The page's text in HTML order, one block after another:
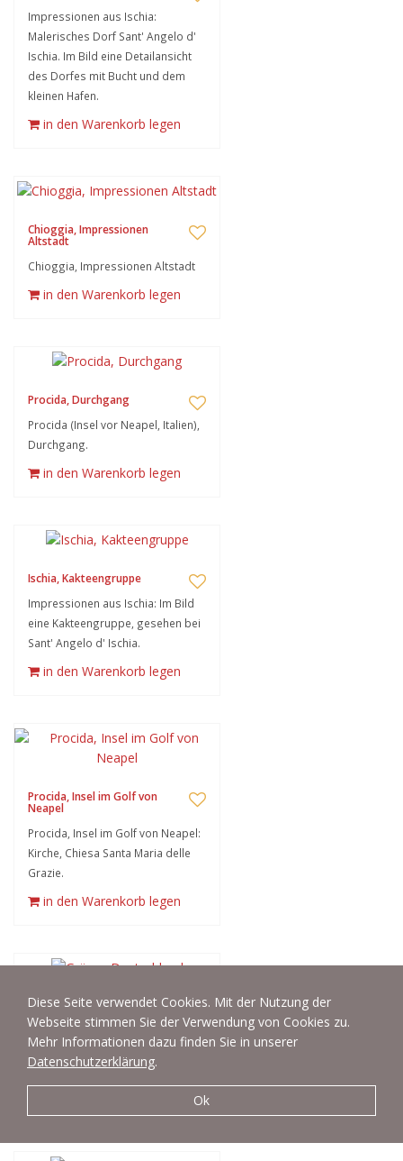
Diese Seite verwendet Cookies. Mit der Nutzung der
Webseite stimmen Sie der Verwendung von Cookies zu.
Mehr Informationen dazu finden Sie in unserer
Datenschutzerklärung.
Ok
Impressionen aus Ischia:
Malerisches Dorf Sant' Angelo d'
Ischia. Im Bild eine Detailansicht
des Dorfes mit Bucht und dem
kleinen Hafen.
in den Warenkorb legen
Chioggia, Impressionen
Altstadt
Chioggia, Impressionen Altstadt
in den Warenkorb legen
Procida, Durchgang
Procida (Insel vor Neapel, Italien),
Durchgang.
in den Warenkorb legen
Ischia, Kakteengruppe
Impressionen aus Ischia: Im Bild
eine Kakteengruppe, gesehen bei
Sant' Angelo d' Ischia.
in den Warenkorb legen
Procida, Insel im Golf von
Neapel
Procida, Insel im Golf von Neapel:
Kirche, Chiesa Santa Maria delle
Grazie.
in den Warenkorb legen
Grünes Deutschland
Symbolbild zum Thema grünes
Deutschland, Klimaschutz,
Energiewende